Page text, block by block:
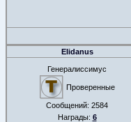
Elidanus
Генералиссимус
Проверенные
Сообщений: 2584
Награды: 6